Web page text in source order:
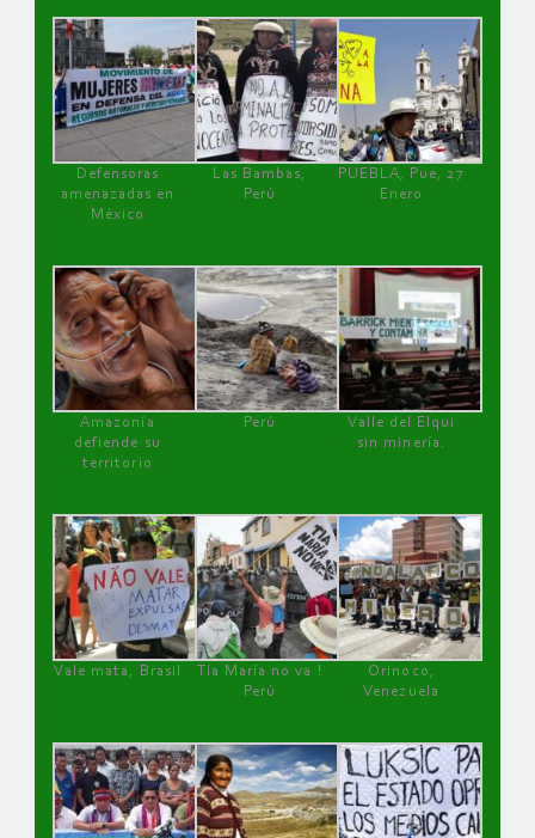
Defensoras
amenazadas en
México
Las Bambas,
Perú
PUEBLA, Pue, 27
Enero
Amazonía
defiende su
territorio
Perú
Valle del Elqui
sin minería.
Vale mata, Brasil
Tía María no va !
Perú
Orinoco,
Venezuela